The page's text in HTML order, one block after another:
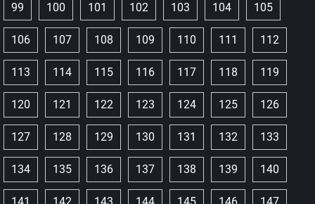
99 100 101 102 103 104 105
106 107 108 109 110 111 112
113 114 115 116 117 118 119
120 121 122 123 124 125 126
127 128 129 130 131 132 133
134 135 136 137 138 139 140